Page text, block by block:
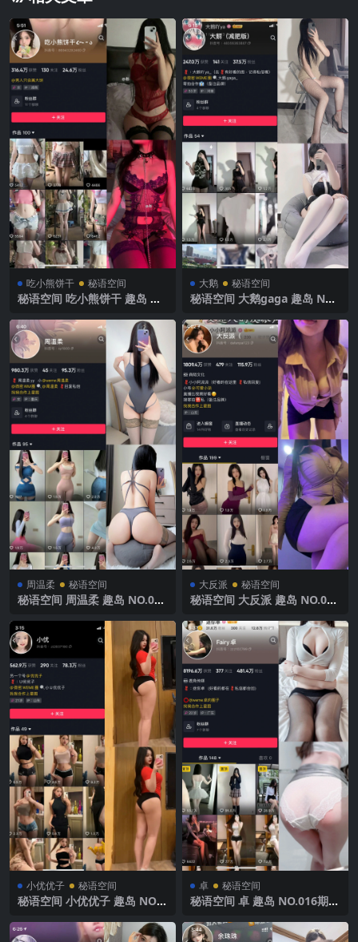
吃小熊饼干 秘语空间
秘语空间 吃小熊饼干 趣岛 N
新完整版
大鹅 秘语空间
秘语空间 大鹅gaga 趣岛 NO.
整版
周温柔 秘语空间
秘语空间 周温柔 趣岛 NO.049
大反派 秘语空间
秘语空间 大反派 趣岛 NO.005
整版
小优优子 秘语空间
秘语空间 小优优子 趣岛 NO.0
完整版
卓 秘语空间
秘语空间 卓 趣岛 NO.016期